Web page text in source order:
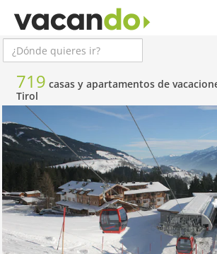
719 casas y apartamentos de
Tirol